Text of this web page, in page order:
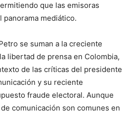
que las emisoras
mediático.
se suman a la creciente
libertad de prensa en Colombia,
de las críticas del presidente
y su reciente
fraude electoral. Aunque
comunicación son comunes en